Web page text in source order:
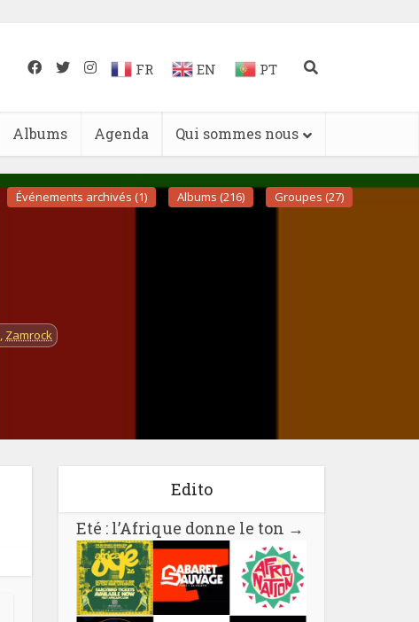
FR EN PT
Albums Agenda Qui sommes nous
Événements archivés (1) Albums (216) Groupes (27)
, Zamrock
Edito
Eté : l’Afrique donne le ton →